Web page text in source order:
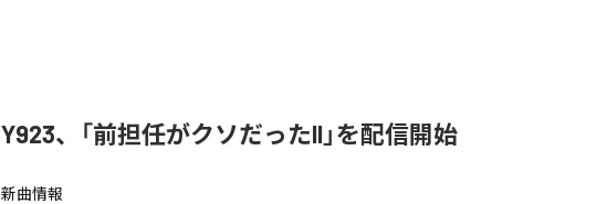
Y923、「前担任がクソだったII」を配信開始
新曲情報